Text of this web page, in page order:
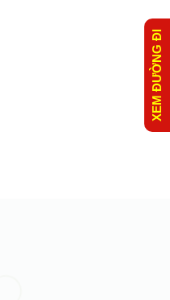
XEM ĐƯỜNG ĐI